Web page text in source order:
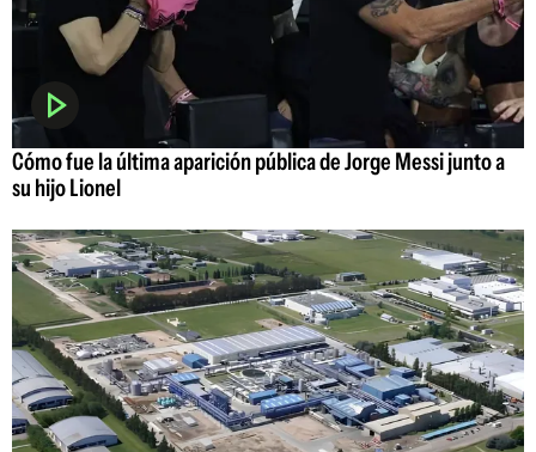
Cómo fue la última aparición pública de Jorge Messi junto a
su hijo Lionel